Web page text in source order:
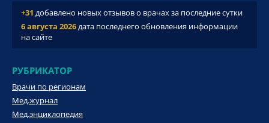
+31 добавлено новых отзывов о врачах за последние сутки
6 августа 2026дата последнего обновления информации
на сайте
РУБРИКАТОР
Врачи по регионам
Мед.журнал
Мед.энциклопедия